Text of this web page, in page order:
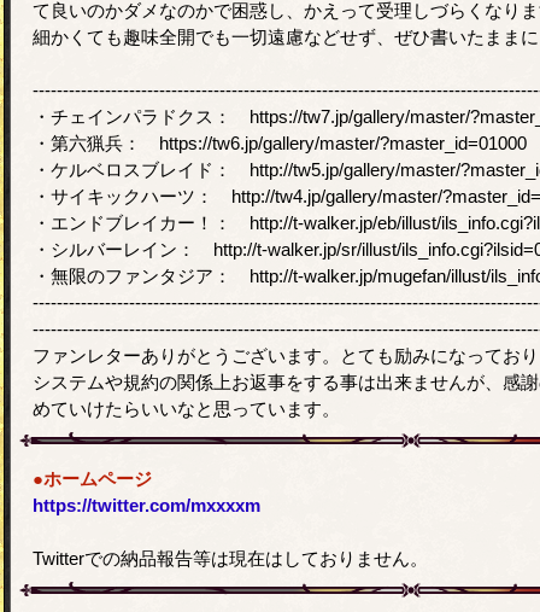
て良いのかダメなのかで困惑し、かえって受理しづらくなり
細かくても趣味全開でも一切遠慮などせず、ぜひ書いたまま
・チェインパラドクス： https://tw7.jp/gallery/master/
・第六猟兵： https://tw6.jp/gallery/master/?master_id=01000
・ケルベロスブレイド： http://tw5.jp/gallery/master/
・サイキックハーツ： http://tw4.jp/gallery/master/
・エンドブレイカー！： http://t-walker.jp/eb/illust/
・シルバーレイン： http://t-walker.jp/sr/illust/
・無限のファンタジア： http://t-walker.jp/mugefan/illust/
ファンレターありがとうございます。とても励みになってお
システムや規約の関係上お返事をする事は出来ませんが、感
めていけたらいいなと思っています。
●ホームページ
https://twitter.com/mxxxxm
Twitterでの納品報告等は現在はしておりません。